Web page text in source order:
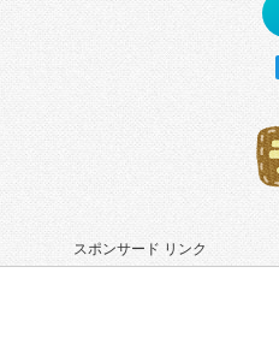
スポンサード リンク